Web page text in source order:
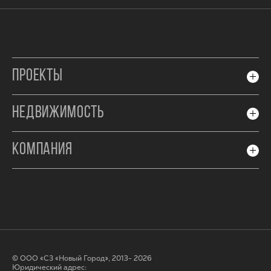
ПРОЕКТЫ
НЕДВИЖИМОСТЬ
КОМПАНИЯ
© ООО «СЗ «Новый Город», 2013- 2026
Юридический адрес: